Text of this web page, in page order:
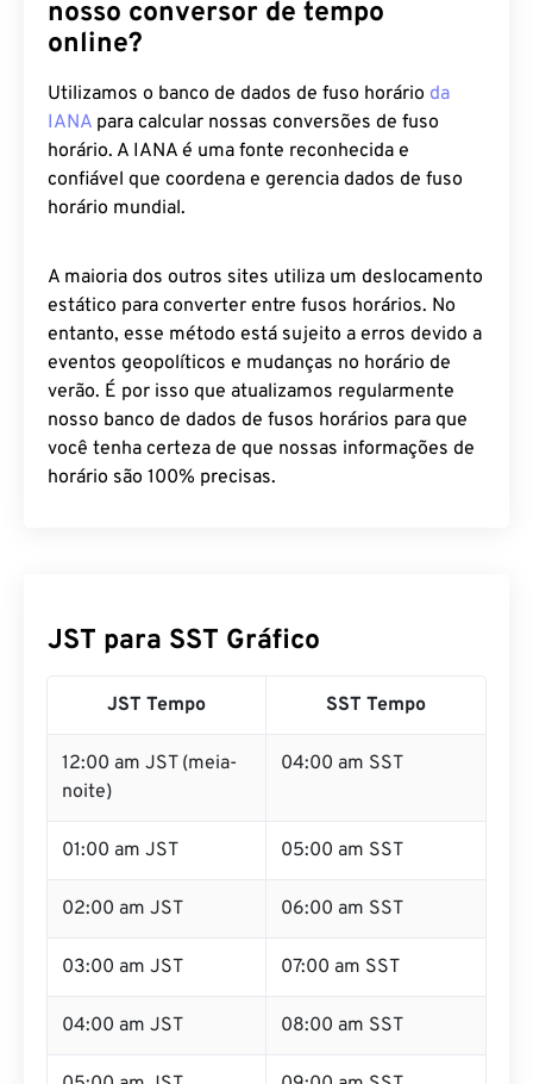
nosso conversor de tempo
online?
Utilizamos o banco de dados de fuso horário da
IANA para calcular nossas conversões de fuso
horário. A IANA é uma fonte reconhecida e
confiável que coordena e gerencia dados de fuso
horário mundial.
A maioria dos outros sites utiliza um deslocamento
estático para converter entre fusos horários. No
entanto, esse método está sujeito a erros devido a
eventos geopolíticos e mudanças no horário de
verão. É por isso que atualizamos regularmente
nosso banco de dados de fusos horários para que
você tenha certeza de que nossas informações de
horário são 100% precisas.
JST para SST Gráfico
JST Tempo SST Tempo
12:00 am JST (meia-
noite)
04:00 am SST
01:00 am JST 05:00 am SST
02:00 am JST 06:00 am SST
03:00 am JST 07:00 am SST
04:00 am JST 08:00 am SST